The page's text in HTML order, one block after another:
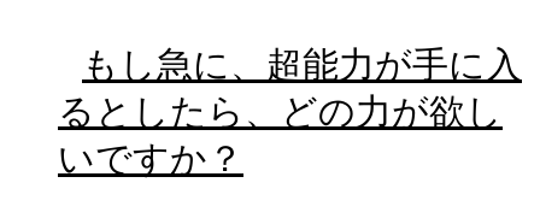
もし急に、超能力が手に入
るとしたら、どの力が欲し
いですか？